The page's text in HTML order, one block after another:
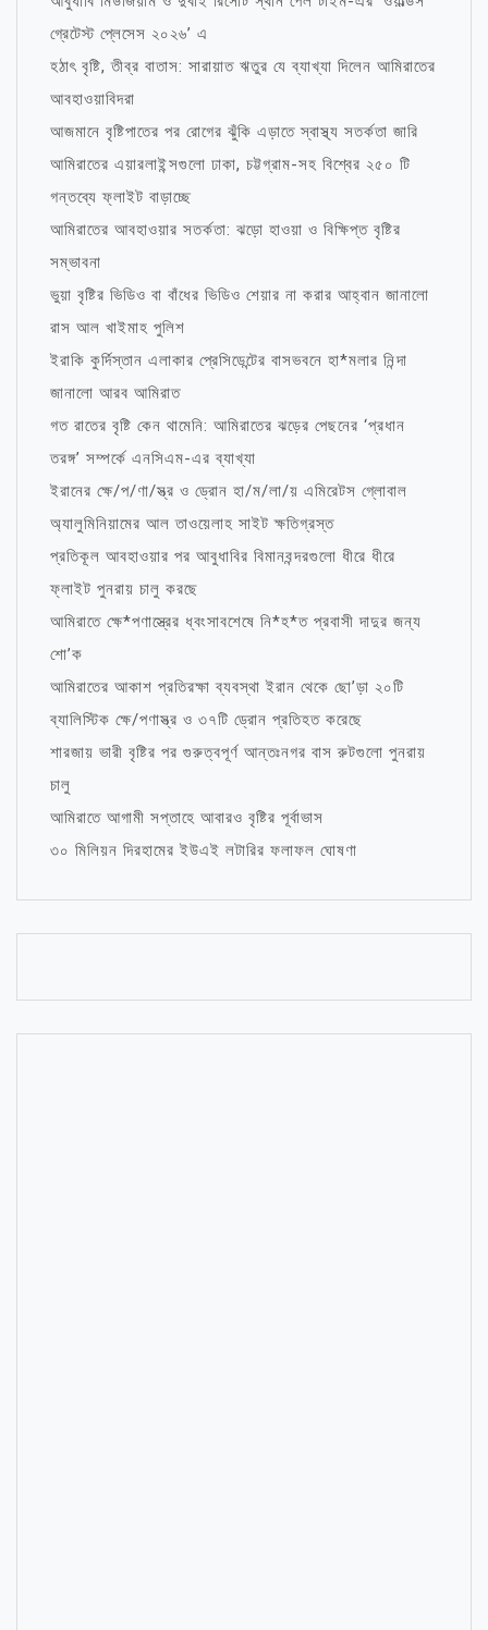
গ্রেটেস্ট প্লেসেস ২০২৬’ এ
হঠাৎ বৃষ্টি, তীব্র বাতাস: সারায়াত ঋতুর যে ব্যাখ্যা দিলেন আমিরাতের
আবহাওয়াবিদরা
আজমানে বৃষ্টিপাতের পর রোগের ঝুঁকি এড়াতে স্বাস্থ্য সতর্কতা জারি
আমিরাতের এয়ারলাইন্সগুলো ঢাকা, চট্টগ্রাম-সহ বিশ্বের ২৫০ টি
গন্তব্যে ফ্লাইট বাড়াচ্ছে
আমিরাতের আবহাওয়ার সতর্কতা: ঝড়ো হাওয়া ও বিক্ষিপ্ত বৃষ্টির
সম্ভাবনা
ভুয়া বৃষ্টির ভিডিও বা বাঁধের ভিডিও শেয়ার না করার আহ্বান জানালো
রাস আল খাইমাহ পুলিশ
ইরাকি কুর্দিস্তান এলাকার প্রেসিডেন্টের বাসভবনে হা*মলার নিন্দা
জানালো আরব আমিরাত
গত রাতের বৃষ্টি কেন থামেনি: আমিরাতের ঝড়ের পেছনের ‘প্রধান
তরঙ্গ’ সম্পর্কে এনসিএম-এর ব্যাখ্যা
ইরানের ক্ষে/প/ণা/স্ত্র ও ড্রোন হা/ম/লা/য় এমিরেটস গ্লোবাল
অ্যালুমিনিয়ামের আল তাওয়েলাহ সাইট ক্ষতিগ্রস্ত
প্রতিকূল আবহাওয়ার পর আবুধাবির বিমানবন্দরগুলো ধীরে ধীরে
ফ্লাইট পুনরায় চালু করছে
আমিরাতে ক্ষে*পণাস্ত্রের ধ্বংসাবশেষে নি*হ*ত প্রবাসী দাদুর জন্য
শো’ক
আমিরাতের আকাশ প্রতিরক্ষা ব্যবস্থা ইরান থেকে ছো’ড়া ২০টি
ব্যালিস্টিক ক্ষে/পণাস্ত্র ও ৩৭টি ড্রোন প্রতিহত করেছে
শারজায় ভারী বৃষ্টির পর গুরুত্বপূর্ণ আন্তঃনগর বাস রুটগুলো পুনরায়
চালু
আমিরাতে আগামী সপ্তাহে আবারও বৃষ্টির পূর্বাভাস
৩০ মিলিয়ন দিরহামের ইউএই লটারির ফলাফল ঘোষণা